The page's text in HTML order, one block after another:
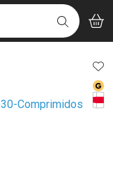
BUSCAR